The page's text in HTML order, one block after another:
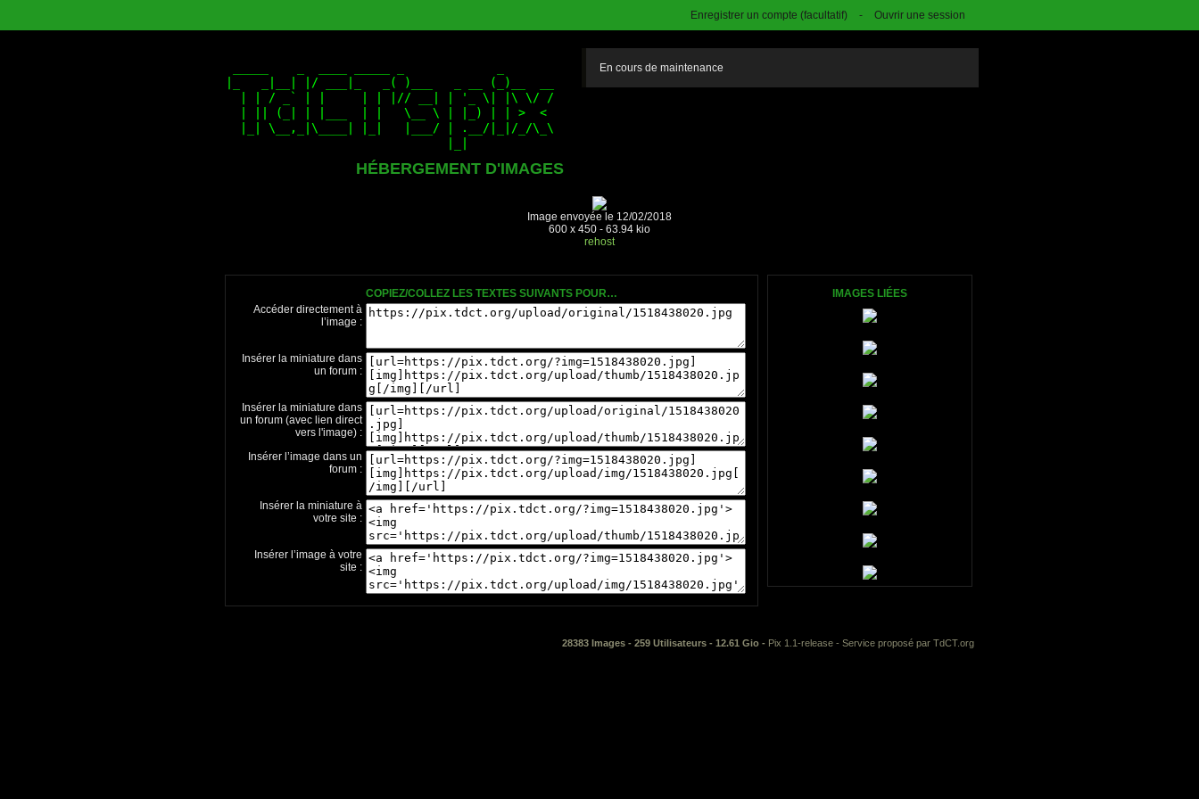
Enregistrer un compte (facultatif) - Ouvrir une session
HÉBERGEMENT D'IMAGES
En cours de maintenance
Image envoyée le 12/02/2018
600 x 450 - 63.94 kio
rehost
COPIEZ/COLLEZ LES TEXTES SUIVANTS POUR…
Accéder directement à
l’image :
Insérer la miniature dans
un forum :
Insérer la miniature dans
un forum (avec lien direct
vers l'image) :
Insérer l’image dans un
forum :
Insérer la miniature à
votre site :
Insérer l’image à votre
site :
IMAGES LIÉES
28383 Images - 259 Utilisateurs - 12.61 Gio - Pix 1.1-release - Service proposé par TdCT.org